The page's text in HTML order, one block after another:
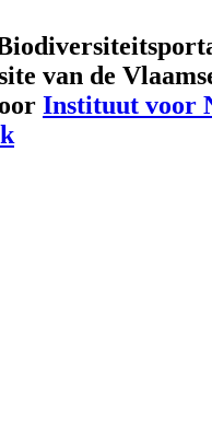
van de
Instituut voor